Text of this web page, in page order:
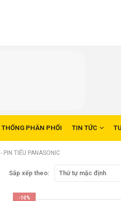
THỐNG PHÂN PHỐI TIN TỨC
PIN TIỂU PANASONIC
Sắp xếp theo:
-10%